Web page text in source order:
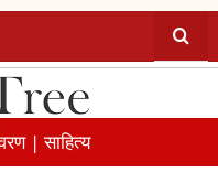
|साहित्य